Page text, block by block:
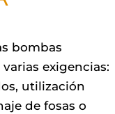
bombas
exigencias:
utilización
de fosas o